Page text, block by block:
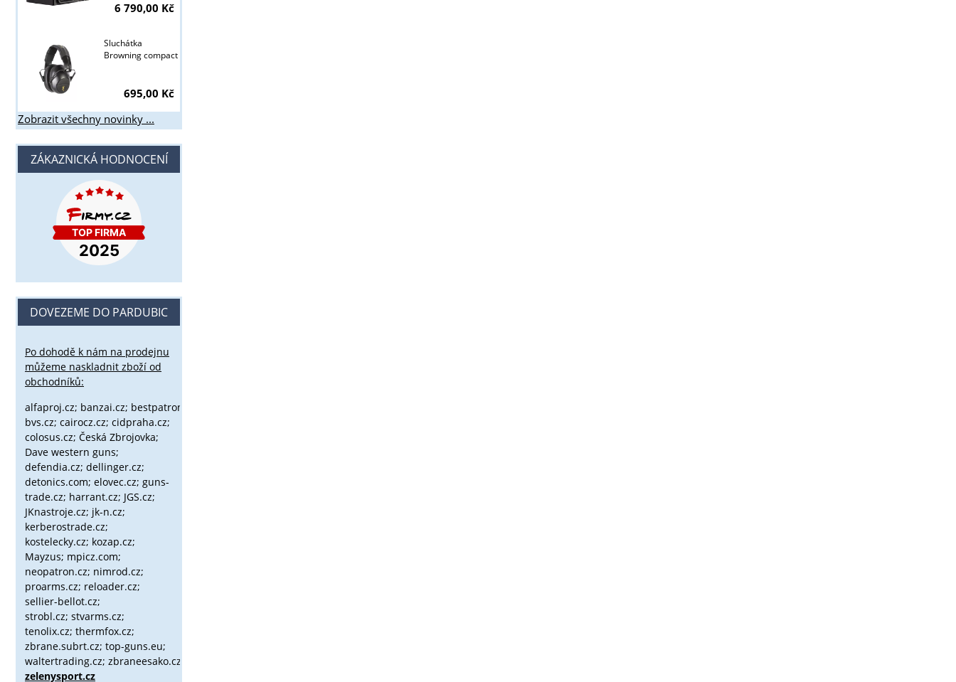
6 790,00 Kč
Sluchátka
Browning compact
695,00 Kč
Zobrazit všechny novinky ...
ZÁKAZNICKÁ HODNOCENÍ
DOVEZEME DO PARDUBIC
Po dohodě k nám na prodejnu
můžeme naskladnit zboží od
obchodníků:
alfaproj.cz; banzai.cz; bestpatron.eu;
bvs.cz; cairocz.cz; cidpraha.cz;
colosus.cz; Česká Zbrojovka;
Dave western guns;
defendia.cz; dellinger.cz;
detonics.com; elovec.cz; guns-
trade.cz; harrant.cz; JGS.cz;
JKnastroje.cz; jk-n.cz;
kerberostrade.cz;
kostelecky.cz; kozap.cz;
Mayzus; mpicz.com;
neopatron.cz; nimrod.cz;
proarms.cz; reloader.cz;
sellier-bellot.cz;
strobl.cz; stvarms.cz;
tenolix.cz; thermfox.cz;
zbrane.subrt.cz; top-guns.eu;
waltertrading.cz; zbraneesako.cz;
zelenysport.cz